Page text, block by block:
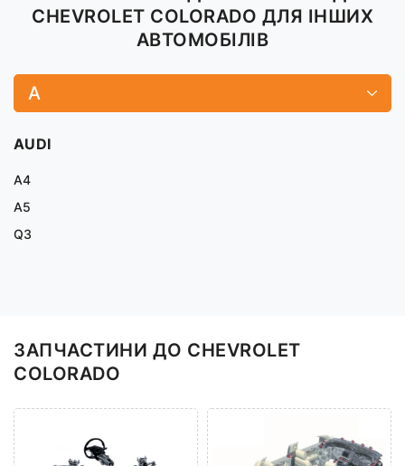
CHEVROLET COLORADO ДЛЯ ІНШИХ
АВТОМОБІЛІВ
A
AUDI
A4
A5
Q3
ЗАПЧАСТИНИ ДО CHEVROLET
COLORADO